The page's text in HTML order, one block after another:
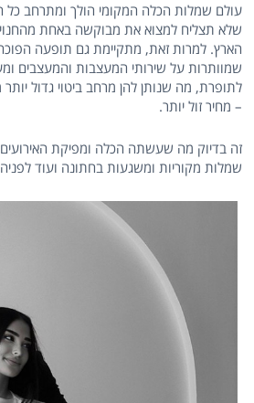
עולם שמלות הכלה המקומי הולך ומתרחב כל
שלא תצליח למצוא את מבוקשה באחת
הארץ. למרות זאת, מתקיימת גם תופעה הפוכה
שמוותרות על שירותי המעצבות והמעצבים
לתופרת, מה שנותן להן מרחב ביטוי גדול
– מחיר זול יותר.
זה בדיוק מה שעשתה הכלה ומפיקת
שמלות מקוריות ומשגעות בחתונה ועוד